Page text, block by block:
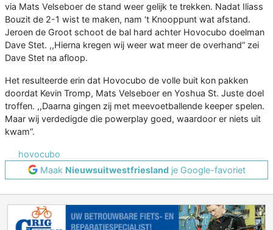
via Mats Velseboer de stand weer gelijk te trekken. Nadat Iliass
Bouzit de 2-1 wist te maken, nam ‘t Knooppunt wat afstand.
Jeroen de Groot schoot de bal hard achter Hovocubo doelman
Dave Stet. ,,Hierna kregen wij weer wat meer de overhand” zei
Dave Stet na afloop.
Het resulteerde erin dat Hovocubo de volle buit kon pakken
doordat Kevin Tromp, Mats Velseboer en Yoshua St. Juste doel
troffen. ,,Daarna gingen zij met meevoetballende keeper spelen.
Maar wij verdedigde die powerplay goed, waardoor er niets uit
kwam”.
hovocubo
Maak Nieuwsuitwestfrieslandje Google-favoriet